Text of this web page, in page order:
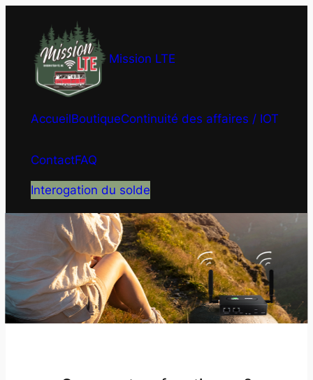
content
Mission LTE
AccueilBoutiqueContinuité des affaires / IOT
ContactFAQ
Interogation du solde